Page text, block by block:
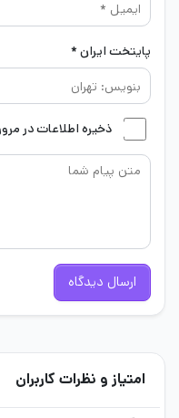
پایتخت ایران *
ذخیره اطلاعات در
ارسال دیدگاه
امتیاز و نظرات کاربران